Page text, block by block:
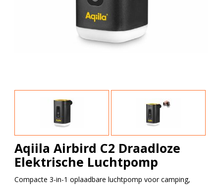
Aqiila Airbird C2 Draadloze
Elektrische Luchtpomp
Compacte 3-in-1 oplaadbare luchtpomp voor camping,